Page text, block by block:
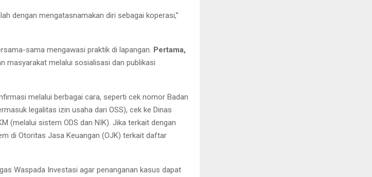
dengan mengatasnamakan diri sebagai koperasi,”
sama mengawasi praktik di lapangan. Pertama,
masyarakat melalui sosialisasi dan publikasi
melalui berbagai cara, seperti cek nomor Badan
legalitas izin usaha dari OSS), cek ke Dinas
(melalui sistem ODS dan NIK). Jika terkait dengan
di Otoritas Jasa Keuangan (OJK) terkait daftar
Waspada Investasi agar penanganan kasus dapat